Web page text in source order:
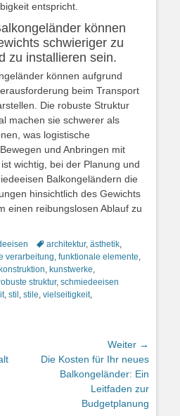
entspricht.
können
schwieriger zu
zu installieren sein.
können aufgrund
beim Transport
Die robuste Struktur
machen sie schwerer als
was logistische
und Anbringen mit
wichtig, bei der Planung und
Balkongeländern die
hinsichtlich des Gewichts
einen reibungslosen Ablauf zu
Schlagworte
architektur, ästhetik,
verarbeitung, funktionale elemente,
konstruktion, kunstwerke,
struktur, schmiedeeisen
, stil , stile, vielseitigkeit,
Weiter →
Nächster
Die Kosten für Ihr neues
Balkongeländer: Ein
Leitfaden zur
Budgetplanung